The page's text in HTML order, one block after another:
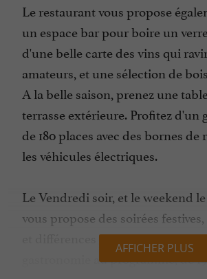
Le restaurant vous propose
un espace bar pour boire un
d'une belle carte des vins qui
amateurs, et une sélection de
A la belle saison, prenez une
terrasse extérieure. Profitez d'un
de 180 places avec des bornes
les véhicules électriques.
Le Vendredi soir, et le weekend
vous propose des soirées
et différences ambiances. Fun,
gastronomie au programme, de
AFFICHER PLUS